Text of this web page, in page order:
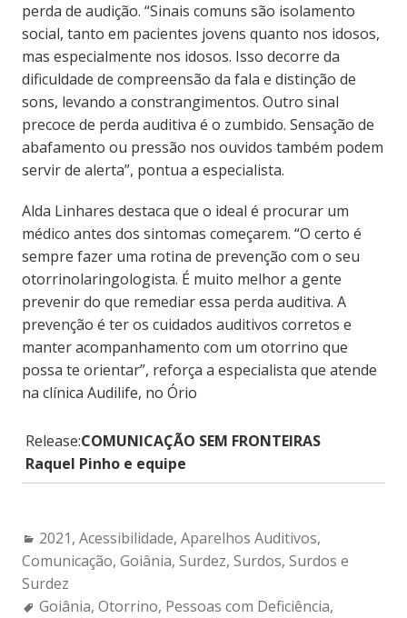
perda de audição. “Sinais comuns são isolamento
social, tanto em pacientes jovens quanto nos idosos,
mas especialmente nos idosos. Isso decorre da
dificuldade de compreensão da fala e distinção de
sons, levando a constrangimentos. Outro sinal
precoce de perda auditiva é o zumbido. Sensação de
abafamento ou pressão nos ouvidos também podem
servir de alerta”, pontua a especialista.
Alda Linhares destaca que o ideal é procurar um
médico antes dos sintomas começarem. “O certo é
sempre fazer uma rotina de prevenção com o seu
otorrinolaringologista. É muito melhor a gente
prevenir do que remediar essa perda auditiva. A
prevenção é ter os cuidados auditivos corretos e
manter acompanhamento com um otorrino que
possa te orientar”, reforça a especialista que atende
na clínica Audilife, no Ório
Release:COMUNICAÇÃO SEM FRONTEIRAS
Raquel Pinho e equipe
Categories:
2021, Acessibilidade, Aparelhos Auditivos,
Comunicação, Goiânia, Surdez, Surdos, Surdos e
Surdez
Tags:
Goiânia, Otorrino, Pessoas com Deficiência,